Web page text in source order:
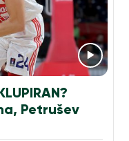
Petrušev